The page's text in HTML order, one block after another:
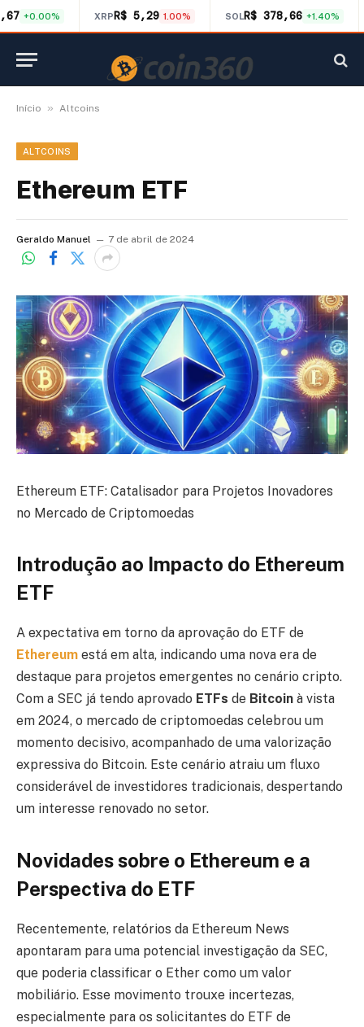
+0.00% XRPR$ 5,29 1.00% SOLR$ 378,66 +1.40%
Início » Altcoins
ALTCOINS
Ethereum ETF
Geraldo Manuel 7 de abril de 2024
Ethereum ETF: Catalisador para Projetos Inovadores
no Mercado de Criptomoedas
Introdução ao Impacto do Ethereum
ETF
A expectativa em torno da aprovação do ETF de
Ethereum está em alta, indicando uma nova era de
destaque para projetos emergentes no cenário cripto.
Com a SEC já tendo aprovado ETFs de Bitcoin à vista
em 2024, o mercado de criptomoedas celebrou um
momento decisivo, acompanhado de uma valorização
expressiva do Bitcoin. Este cenário atraiu um fluxo
considerável de investidores tradicionais, despertando
um interesse renovado no setor.
Novidades sobre o Ethereum e a
Perspectiva do ETF
Recentemente, relatórios da Ethereum News
apontaram para uma potencial investigação da SEC,
que poderia classificar o Ether como um valor
mobiliário. Esse movimento trouxe incertezas,
especialmente para os solicitantes do ETF de